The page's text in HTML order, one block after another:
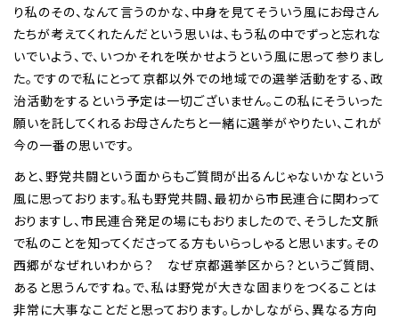
り私のその、なんて言うのかな、中身を見てそういう風にお母さん
たちが考えてくれたんだという思いは、もう私の中でずっと忘れな
いでいよう、で、いつかそれを咲かせようという風に思って参りまし
た。ですので私にとって京都以外での地域での選挙活動をする、政
治活動をするという予定は一切ございません。この私にそういった
願いを託してくれるお母さんたちと一緒に選挙がやりたい、これが
今の一番の思いです。
あと、野党共闘という面からもご質問が出るんじゃないかなという
風に思っております。私も野党共闘、最初から市民連合に関わって
おりますし、市民連合発足の場にもおりましたので、そうした文脈
で私のことを知ってくださってる方もいらっしゃると思います。その
西郷がなぜれいわから？ なぜ京都選挙区から？というご質問、
あると思うんですね。で、私は野党が大きな固まりをつくることは
非常に大事なことだと思っております。しかしながら、異なる方向